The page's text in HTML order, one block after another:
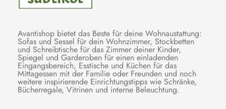
Avantishop bietet das Beste für deine Wohnaustattung:
Sofas und Sessel für dein Wohnzimmer, Stockbetten
und Schreibtische für das Zimmer deiner Kinder,
Spiegel und Garderoben für einen einladenden
Eingangsbereich, Esstische und Küchen für das
Mittagessen mit der Familie oder Freunden und noch
weitere inspirierende Einrichtungstipps wie Schränke,
Bücherregale, Vitrinen und interne Beleuchtung.